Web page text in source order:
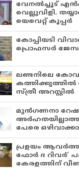
വേനൽച്ചൂട്
വെല്ലുവിളി.
യെവെറ്റ് കൂപ്പർ
കോപ്പിയടി
പ്രൊഫസർ
ലണ്ടനിലെ
കത്തിക്കുത്തിൽ
സ്ത്രീ അറസ്റ്റിൽ
മുൻഗണനാ
പേരെ
പ്രളയം
ഫോർ ദ റിവർ’
കേരളത്തിന്